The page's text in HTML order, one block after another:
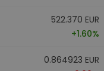
522.370 EUR
+1.60%
0.864923 EUR